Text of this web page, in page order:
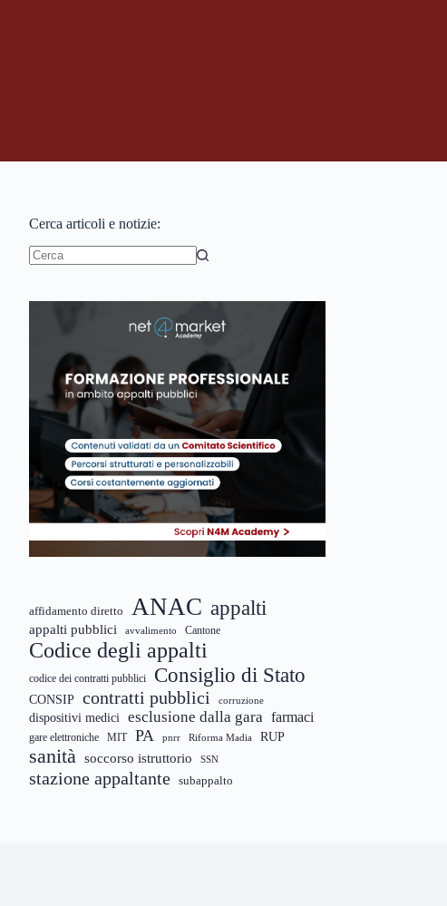
Cerca articoli e notizie:
affidamento diretto ANAC appalti
appalti pubblici avvalimento Cantone
Codice degli appalti
codice dei contratti pubblici Consiglio di Stato
CONSIP contratti pubblici corruzione
dispositivi medici esclusione dalla gara farmaci
gare elettroniche MIT PA pnrr Riforma Madia RUP
sanità soccorso istruttorio SSN
stazione appaltante subappalto